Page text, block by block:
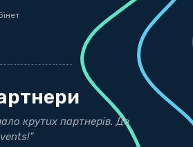
з Timing Events за точні